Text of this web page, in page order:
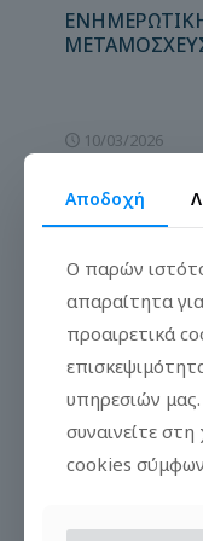
10/03/2026
ΟΡΓΑΝΩΝ &
Αποδοχή
Ο παρών
απαραίτητα
προαιρετικά
υπηρεσιών
συναινείτε
cookies